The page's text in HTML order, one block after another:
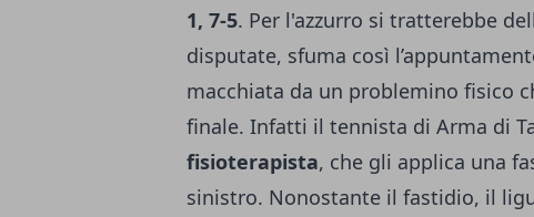
1, 7-5. Per l'azzurro si tratterebbe
disputate, sfuma così
macchiata da un problemino fisico
finale. Infatti il tennista di Arma di
fisioterapista, che gli applica una
sinistro. Nonostante il fastidio, il